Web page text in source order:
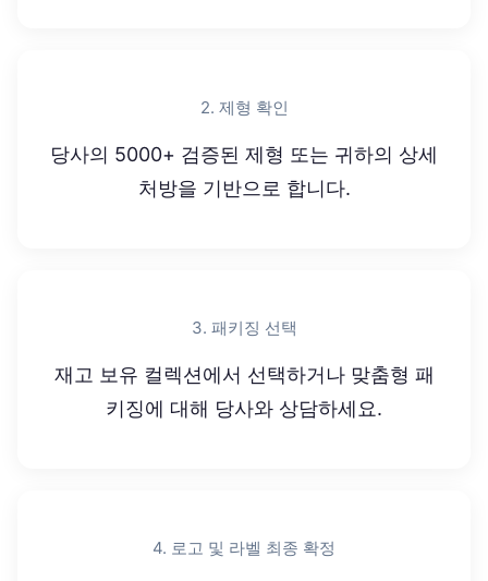
2. 제형 확인
당사의 5000+ 검증된 제형 또는 귀하의 상세
처방을 기반으로 합니다.
3. 패키징 선택
재고 보유 컬렉션에서 선택하거나 맞춤형 패
키징에 대해 당사와 상담하세요.
4. 로고 및 라벨 최종 확정